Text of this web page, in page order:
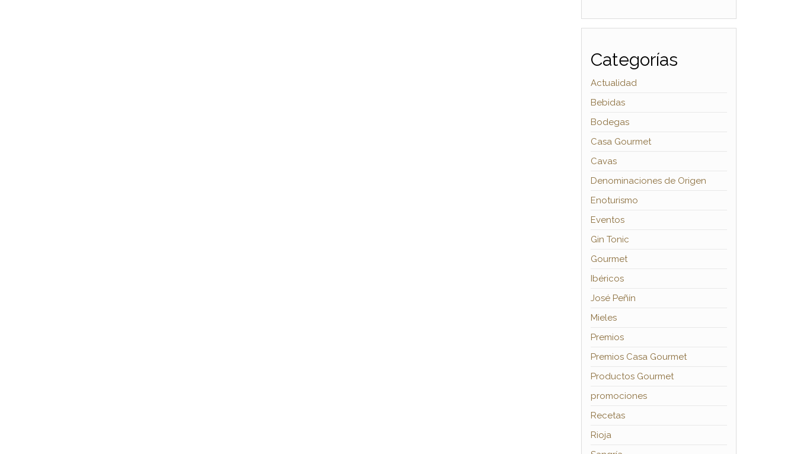
Categorías
Actualidad
Bebidas
Bodegas
Casa Gourmet
Cavas
Denominaciones de Origen
Enoturismo
Eventos
Gin Tonic
Gourmet
Ibéricos
José Peñín
Mieles
Premios
Premios Casa Gourmet
Productos Gourmet
promociones
Recetas
Rioja